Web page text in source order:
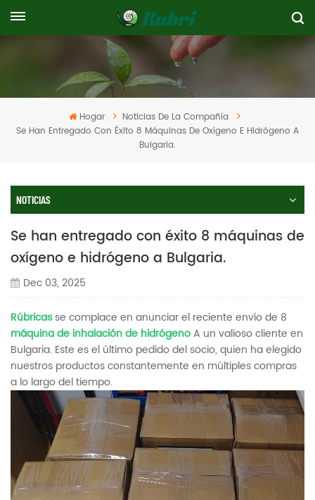
Hogar
Noticias De La Compañía
Se Han Entregado Con Éxito 8 Máquinas De Oxígeno E Hidrógeno A
Bulgaria.
NOTICIAS
Se han entregado con éxito 8 máquinas de
oxígeno e hidrógeno a Bulgaria.
Dec 03, 2025
Rúbricasse complace en anunciar el reciente envío de 8
máquina de inhalación de hidrógenoA un valioso cliente en
Bulgaria. Este es el último pedido del socio, quien ha elegido
nuestros productos constantemente en múltiples compras
a lo largo del tiempo.